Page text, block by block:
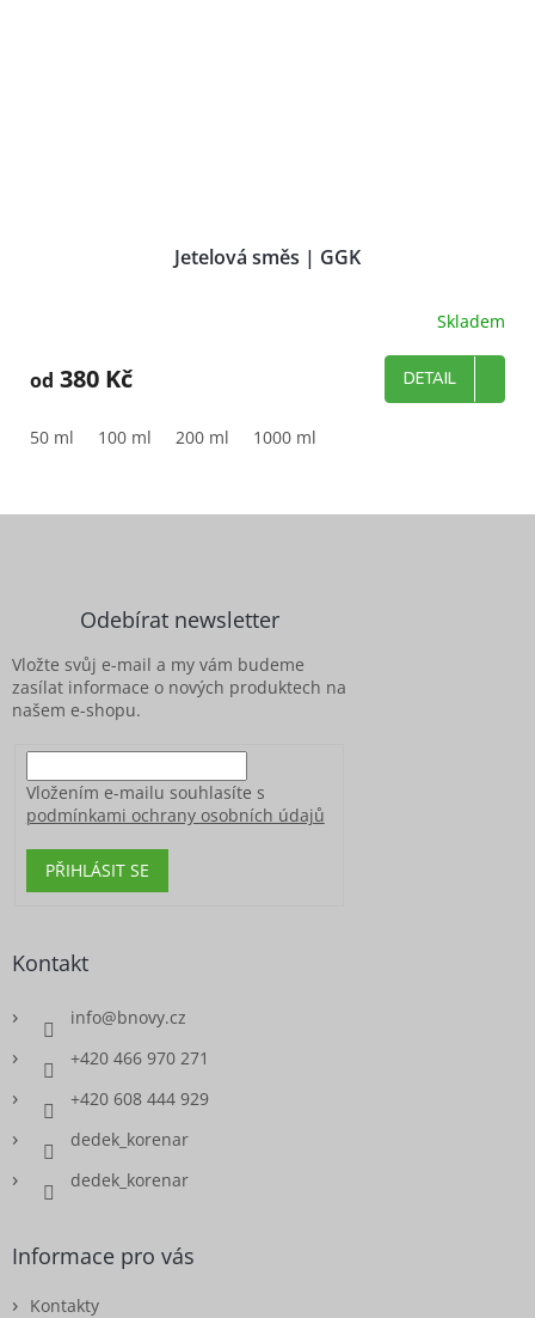
Jetelová směs | GGK
Skladem
od 380 Kč DETAIL
50 ml 100 ml 200 ml 1000 ml
Odebírat newsletter
Vložte svůj e-mail a my vám budeme
zasílat informace o nových produktech na
našem e-shopu.
Vložením e-mailu souhlasíte s
podmínkami ochrany osobních údajů
PŘIHLÁSIT SE
Kontakt
info@bnovy.cz
+420 466 970 271
+420 608 444 929
dedek_korenar
dedek_korenar
Informace pro vás
Kontakty